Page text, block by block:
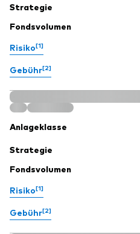
Strategie
Fondsvolumen
Risiko[1]
Gebühr[2]
Anlageklasse
Strategie
Fondsvolumen
Risiko[1]
Gebühr[2]